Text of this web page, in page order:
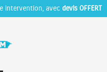
intervention, avec devis OFFERT